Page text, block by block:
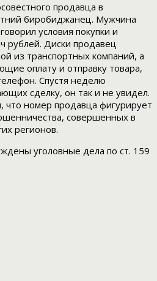
продавца в
биробиджанец. Мужчина
условия покупки и
рублей. Диски продавец
из транспортных компаний, а
оплату и отправку товара,
Спустя неделю
сделку, он так и не увидел.
что номер продавца фигурирует
совершенных в
регионов.
уголовные дела по ст. 159